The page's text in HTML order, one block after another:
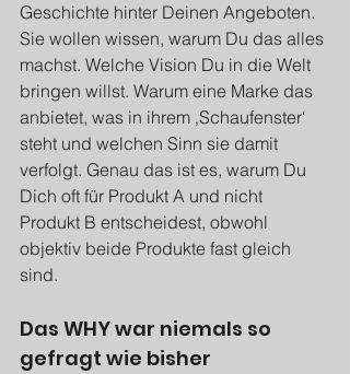
Geschichte hinter Deinen Angeboten.
Sie wollen wissen, warum Du das alles
machst. Welche Vision Du in die Welt
bringen willst. Warum eine Marke das
anbietet, was in ihrem ‚Schaufenster‘
steht und welchen Sinn sie damit
verfolgt. Genau das ist es, warum Du
Dich oft für Produkt A und nicht
Produkt B entscheidest, obwohl
objektiv beide Produkte fast gleich
sind.
Das WHY war niemals so
gefragt wie bisher